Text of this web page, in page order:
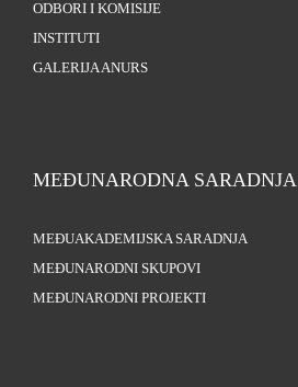
ODBORI I KOMISIJE
INSTITUTI
GALERIJA ANURS
MEĐUNARODNA SARADNJA
MEĐUAKADEMIJSKA SARADNJA
MEĐUNARODNI SKUPOVI
MEĐUNARODNI PROJEKTI